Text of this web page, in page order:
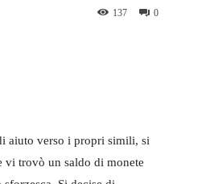
0
137
aiuto verso i propri simili, si
vi trovò un saldo di monete